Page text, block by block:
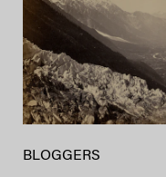
BLOGGERS